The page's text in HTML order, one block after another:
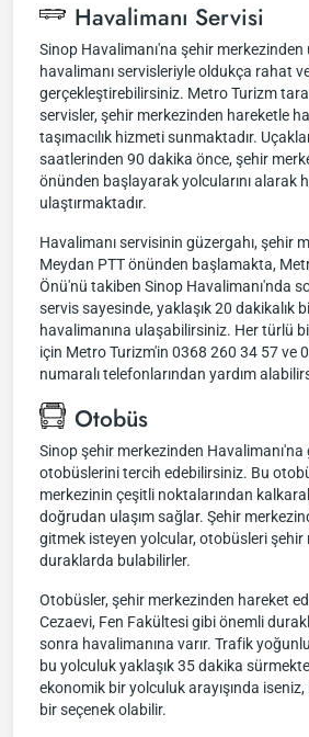
Havalimanı Servisi
Sinop Havalimanı'na şehir merkezinden
havalimanı servisleriyle oldukça rahat
gerçekleştirebilirsiniz. Metro Turizm
servisler, şehir merkezinden hareketle
taşımacılık hizmeti sunmaktadır.
saatlerinden 90 dakika önce, şehir
önünden başlayarak yolcularını alarak
ulaştırmaktadır.
Havalimanı servisinin güzergahı, şehir
Meydan PTT önünden başlamakta,
Önü'nü takiben Sinop Havalimanı'nda
servis sayesinde, yaklaşık 20 dakikalık
havalimanına ulaşabilirsiniz. Her türlü
için Metro Turizm'in 0368 260 34 57 ve
numaralı telefonlarından yardım
Otobüs
Sinop şehir merkezinden
otobüslerini tercih edebilirsiniz. Bu
merkezinin çeşitli noktalarından
doğrudan ulaşım sağlar. Şehir
gitmek isteyen yolcular, otobüsleri şehir
duraklarda bulabilirler.
Otobüsler, şehir merkezinden hareket
Cezaevi, Fen Fakültesi gibi önemli
sonra havalimanına varır. Trafik
bu yolculuk yaklaşık 35 dakika
ekonomik bir yolculuk arayışında
bir seçenek olabilir.